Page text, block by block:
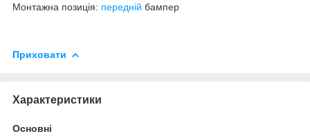
Монтажна позиція: передній бампер
Приховати
Характеристики
Основні